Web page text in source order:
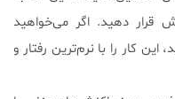
قرار دهید. اگر می‌خواهید
کار را با نرم‌ترین رفتار و